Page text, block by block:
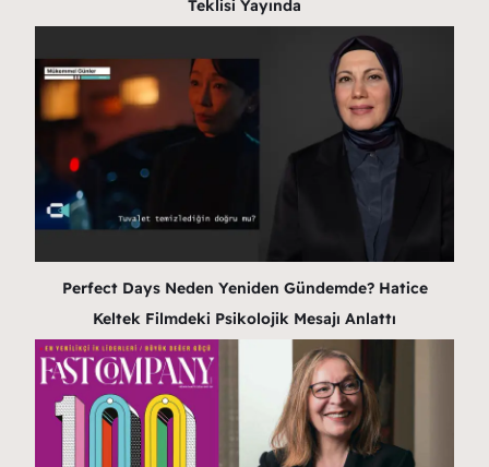
Teklisi Yayında
Perfect Days Neden Yeniden Gündemde? Hatice
Keltek Filmdeki Psikolojik Mesajı Anlattı